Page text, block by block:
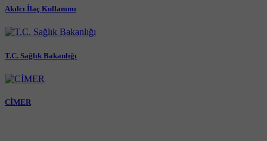
Akılcı İlaç Kullanımı
T.C. Sağlık Bakanlığı
CİMER